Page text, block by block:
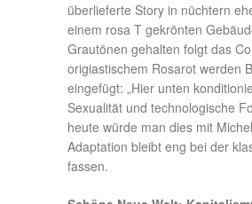
überlieferte Story in nüchtern
einem rosa T gekrönten
Grautönen gehalten folgt das
origiastischem Rosarot werden
eingefügt: „Hier unten
Sexualität und technologische
heute würde man dies mit
Adaptation bleibt eng bei der
fassen.